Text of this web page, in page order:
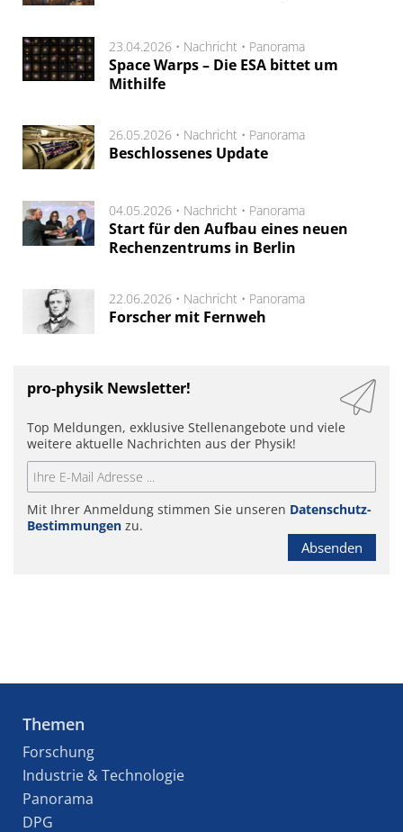
23.04.2026 • Nachricht • Panorama
Space Warps – Die ESA bittet um
Mithilfe
26.05.2026 • Nachricht • Panorama
Beschlossenes Update
04.05.2026 • Nachricht • Panorama
Start für den Aufbau eines neuen
Rechenzentrums in Berlin
22.06.2026 • Nachricht • Panorama
Forscher mit Fernweh
pro-physik Newsletter!
Top Meldungen, exklusive Stellenangebote und viele
weitere aktuelle Nachrichten aus der Physik!
Mit Ihrer Anmeldung stimmen Sie unseren Datenschutz-
Bestimmungen zu.
Absenden
Themen
Forschung
Industrie & Technologie
Panorama
DPG